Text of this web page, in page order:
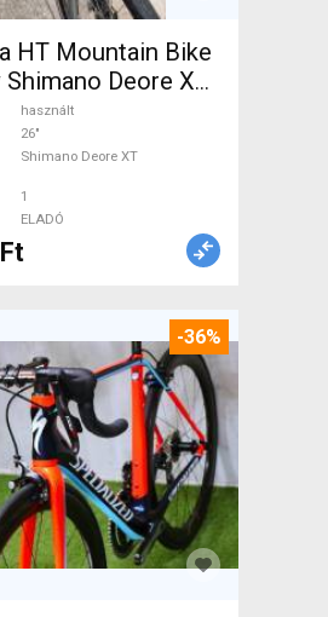
HT Mountain Bike
Shimano Deore XT
használt
26"
Shimano Deore XT
1
ELADÓ
-36%